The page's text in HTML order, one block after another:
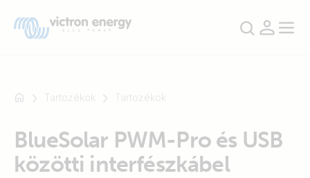
Például
SmartSolar
Tartozékok Tartozékok
BlueSolar PWM-Pro és USB
közötti interfészkábel